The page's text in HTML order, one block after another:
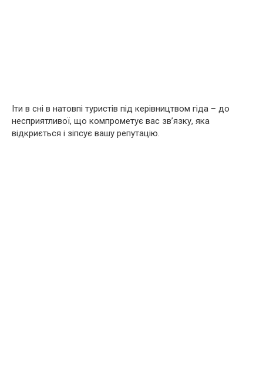
Іти в сні в натовпі туристів під керівництвом гіда – до
несприятливої, що компрометує вас зв’язку, яка
відкриється і зіпсує вашу репутацію.